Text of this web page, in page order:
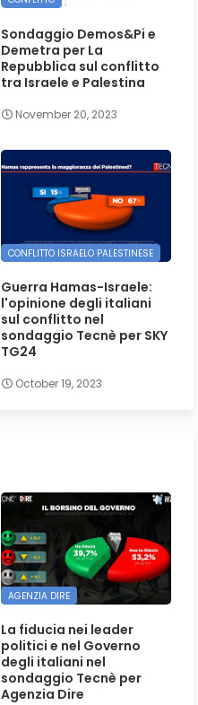
Sondaggio Demos&Pi e
Demetra per La
Repubblica sul conflitto
tra Israele e Palestina
November 20, 2023
CONFLITTO ISRAELO PALESTINESE
Guerra Hamas-Israele:
l'opinione degli italiani
sul conflitto nel
sondaggio Tecnè per SKY
TG24
October 19, 2023
AGENZIA DIRE
La fiducia nei leader
politici e nel Governo
degli italiani nel
sondaggio Tecnè per
Agenzia Dire